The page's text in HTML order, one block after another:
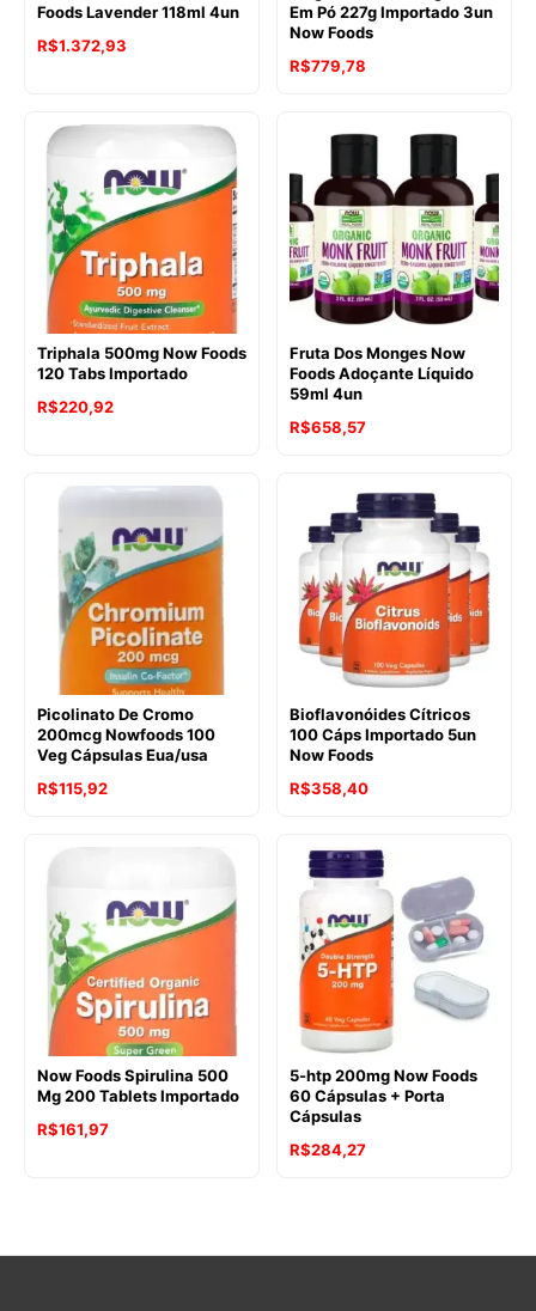
Foods Lavender 118ml 4un
R$1.372,93
Em Pó 227g Importado 3un
Now Foods
R$779,78
Triphala 500mg Now Foods
120 Tabs Importado
R$220,92
Fruta Dos Monges Now
Foods Adoçante Líquido
59ml 4un
R$658,57
Picolinato De Cromo
200mcg Nowfoods 100
Veg Cápsulas Eua/usa
R$115,92
Bioflavonóides Cítricos
100 Cáps Importado 5un
Now Foods
R$358,40
Now Foods Spirulina 500
Mg 200 Tablets Importado
R$161,97
5-htp 200mg Now Foods
60 Cápsulas + Porta
Cápsulas
R$284,27